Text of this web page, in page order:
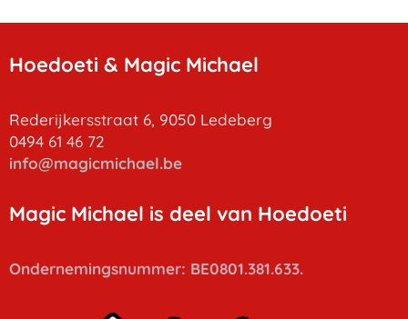
Hoedoeti & Magic Michael
Rederijkersstraat 6, 9050 Ledeberg
0494 61 46 72
info@magicmichael.be
Magic Michael is deel van Hoedoeti
Ondernemingsnummer: BE0801.381.633.